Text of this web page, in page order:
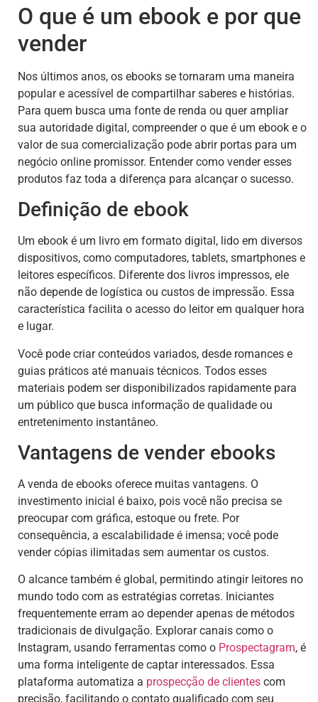
O que é um ebook e por que
vender
Nos últimos anos, os ebooks se tornaram uma maneira
popular e acessível de compartilhar saberes e histórias.
Para quem busca uma fonte de renda ou quer ampliar
sua autoridade digital, compreender o que é um ebook e o
valor de sua comercialização pode abrir portas para um
negócio online promissor. Entender como vender esses
produtos faz toda a diferença para alcançar o sucesso.
Definição de ebook
Um ebook é um livro em formato digital, lido em diversos
dispositivos, como computadores, tablets, smartphones e
leitores específicos. Diferente dos livros impressos, ele
não depende de logística ou custos de impressão. Essa
característica facilita o acesso do leitor em qualquer hora
e lugar.
Você pode criar conteúdos variados, desde romances e
guias práticos até manuais técnicos. Todos esses
materiais podem ser disponibilizados rapidamente para
um público que busca informação de qualidade ou
entretenimento instantâneo.
Vantagens de vender ebooks
A venda de ebooks oferece muitas vantagens. O
investimento inicial é baixo, pois você não precisa se
preocupar com gráfica, estoque ou frete. Por
consequência, a escalabilidade é imensa; você pode
vender cópias ilimitadas sem aumentar os custos.
O alcance também é global, permitindo atingir leitores no
mundo todo com as estratégias corretas. Iniciantes
frequentemente erram ao depender apenas de métodos
tradicionais de divulgação. Explorar canais como o
Instagram, usando ferramentas como o Prospectagram, é
uma forma inteligente de captar interessados. Essa
plataforma automatiza a prospecção de clientes com
precisão, facilitando o contato qualificado com seu